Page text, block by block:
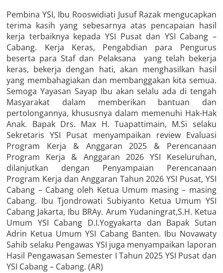
Pembina YSI, Ibu Rooswidiati Jusuf Razak mengucapkan
terima kasih yang sebesarnya atas pencapaian hasil
kerja terbaiknya kepada YSI Pusat dan YSI Cabang –
Cabang. Kerja Keras, Pengabdian para Pengurus
beserta para Staf dan Pelaksana yang telah bekerja
keras, bekerja dengan hati, akan menghasilkan hasil
yang membahagiakan dan membanggakan kita semua.
Semoga Yayasan Sayap Ibu akan selalu ada di tengah
Masyarakat dalam memberikan bantuan dan
pertolongannya, khususnya dalam memenuhi Hak-Hak
Anak. Bapak Drs. Max H. Tuapattimain, M.Si selaku
Sekretaris YSI Pusat menyampaikan review Evaluasi
Program Kerja & Anggaran 2025 & Perencanaan
Program Kerja & Anggaran 2026 YSI Keseluruhan,
dilanjutkan dengan Penyampaian Perencanaan
Program Kerja dan Anggaran Tahun 2026 YSI Pusat, YSI
Cabang – Cabang oleh Ketua Umum masing – masing
Cabang. Ibu Tjondrowati Subiyanto Ketua Umum YSI
Cabang Jakarta, Ibu BRAy. Arum Yudaningrat,S.H. Ketua
Umum YSI Cabang D.I.Yogyakarta dan Bapak Sutan
Adrin Ketua Umum YSI Cabang Banten. Ibu Novawaty
Sahib selaku Pengawas YSI juga menyampaikan laporan
Hasil Pengawasan Semester I Tahun 2025 YSI Pusat dan
YSI Cabang – Cabang. (AR)